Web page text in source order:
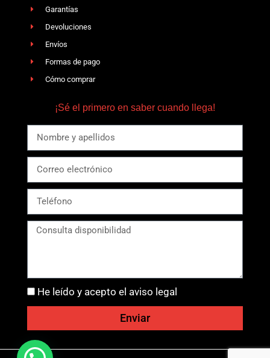
Garantías
Devoluciones
Envíos
Formas de pago
Cómo comprar
¡Sé el primero en saber cuando llega!
He leído y acepto el aviso legal
Enviar